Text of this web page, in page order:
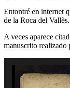
Entontré en internet
de la Roca del
A veces aparece
manuscrito